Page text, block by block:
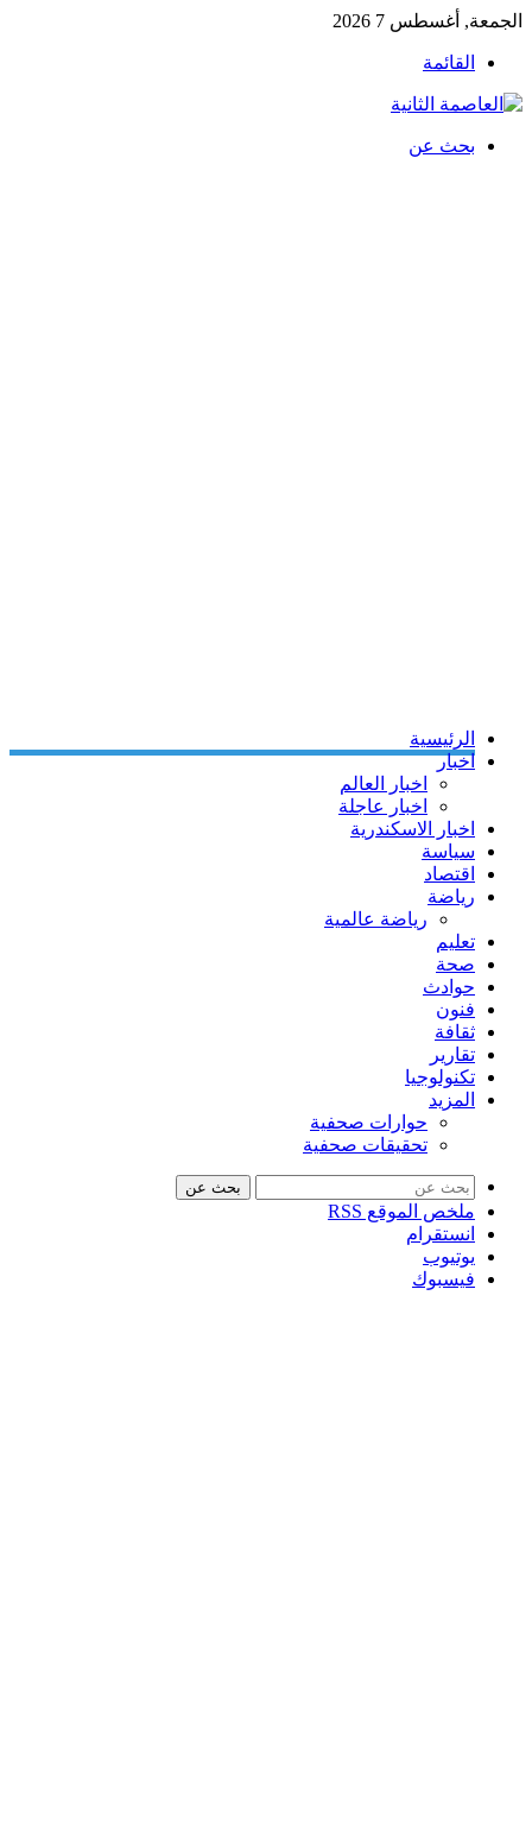
الجمعة, أغسطس 7 2026
القائمة
بحث عن
الرئيسية
اخبار
اخبار العالم
اخبار عاجلة
اخبار الاسكندرية
سياسة
اقتصاد
رياضة
رياضة عالمية
تعليم
صحة
حوادث
فنون
ثقافة
تقارير
تكنولوجيا
المزيد
حوارات صحفية
تحقيقات صحفية
بحث عن
ملخص الموقع RSS
انستقرام
يوتيوب
فيسبوك